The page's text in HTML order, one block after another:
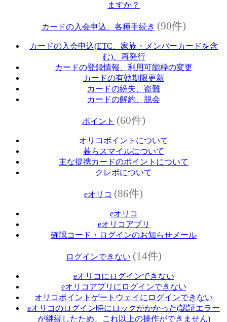
ますか？
カードの入会申込、各種手続き (90件)
カードの入会申込(ETC、家族・メンバーカードを含
む)、再発行
カードの登録情報、利用可能枠の変更
カードの有効期限更新
カードの紛失、盗難
カードの解約、脱会
ポイント (60件)
オリコポイントについて
暮らスマイルについて
主な提携カードのポイントについて
クレポについて
eオリコ (86件)
eオリコ
eオリコアプリ
確認コード・ログインのお知らせメール
ログインできない (14件)
eオリコにログインできない
eオリコアプリにログインできない
オリコポイントゲートウェイにログインできない
eオリコのログイン時にロックがかかった(認証エラー
が継続したため、これ以上の操作ができません)